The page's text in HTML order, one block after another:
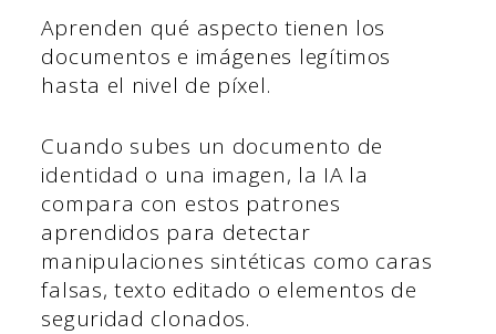
Aprenden qué aspecto tienen los
documentos e imágenes legítimos
hasta el nivel de píxel.
Cuando subes un documento de
identidad o una imagen, la IA la
compara con estos patrones
aprendidos para detectar
manipulaciones sintéticas como caras
falsas, texto editado o elementos de
seguridad clonados.